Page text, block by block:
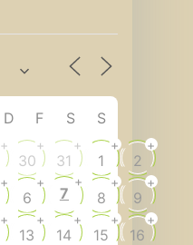
D F S S
+
30
+
31
+
1
+
2
+
+
6
+
7
+
8
+
9
+
+
13
+
14
+
15
+
16
+